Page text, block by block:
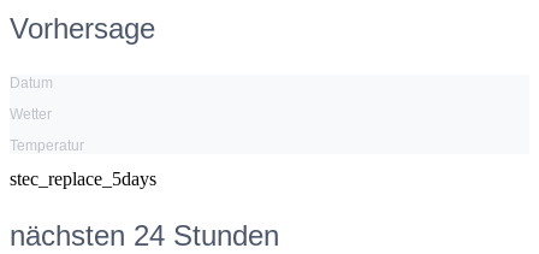
Vorhersage
Datum
Wetter
Temperatur
stec_replace_5days
nächsten 24 Stunden